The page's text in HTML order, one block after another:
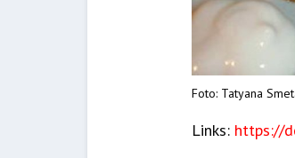
Foto: Tatyana
Links: https://